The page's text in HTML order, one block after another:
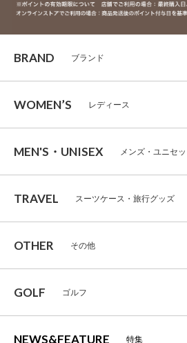
BRAND ブランド
WOMEN’S レディース
MEN'S・UNISEX メンズ・ユニセ
TRAVEL スーツケース・旅行グッズ
OTHER その他
GOLF ゴルフ
NEWS&FEATURE 特集